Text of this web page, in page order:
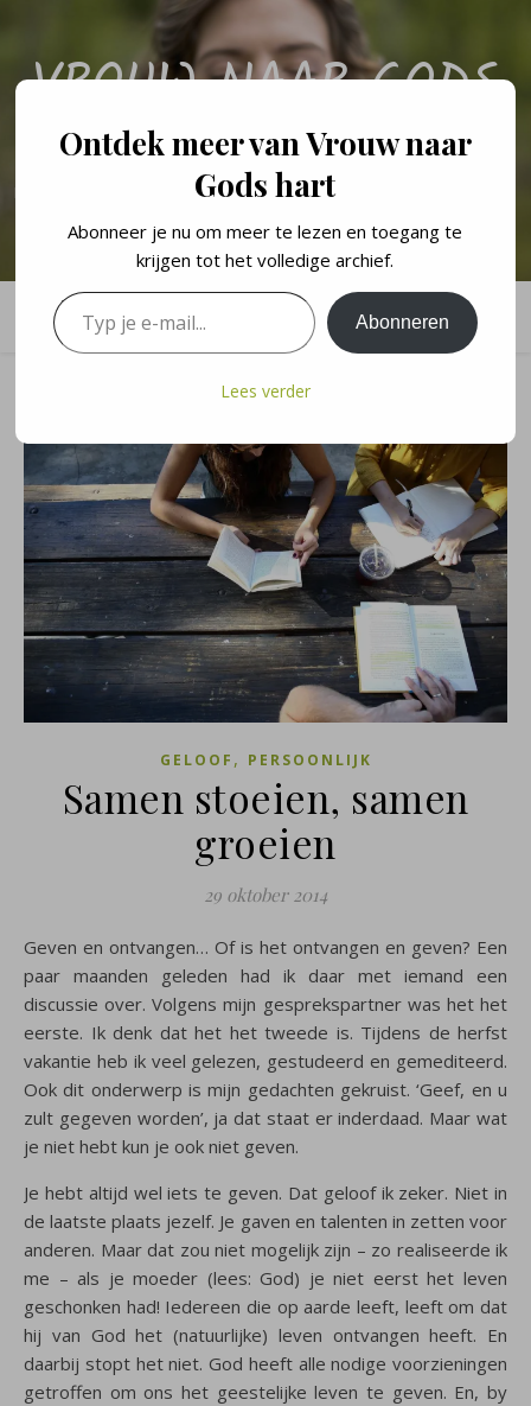
VROUW NAAR GODS
HART
Een persoonlijk blog over de levenslessen en geloofswandel van een
GELOOF , PERSOONLIJK
Samen stoeien, samen
groeien
29 oktober 2014
Geven en ontvangen… Of is het ontvangen en geven? Een
paar maanden geleden had ik daar met iemand een
discussie over. Volgens mijn gesprekspartner was het het
eerste. Ik denk dat het het tweede is. Tijdens de herfst
vakantie heb ik veel gelezen, gestudeerd en gemediteerd.
Ook dit onderwerp is mijn gedachten gekruist. ‘Geef, en u
zult gegeven worden’, ja dat staat er inderdaad. Maar wat
je niet hebt kun je ook niet geven.
Je hebt altijd wel iets te geven. Dat geloof ik zeker. Niet in
de laatste plaats jezelf. Je gaven en talenten in zetten voor
anderen. Maar dat zou niet mogelijk zijn – zo realiseerde ik
me – als je moeder (lees: God) je niet eerst het leven
geschonken had! Iedereen die op aarde leeft, leeft om dat
hij van God het (natuurlijke) leven ontvangen heeft. En
daarbij stopt het niet. God heeft alle nodige voorzieningen
getroffen om ons het geestelijke leven te geven. En, by
Ontdek meer van Vrouw naar
Gods hart
Abonneer je nu om meer te lezen en toegang te
krijgen tot het volledige archief.
Typ je e-mail...
Abonneren
Lees verder